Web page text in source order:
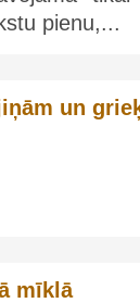
pienu,...
un
mīklā